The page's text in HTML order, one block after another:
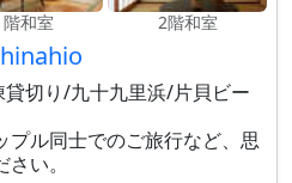
階和室 2階和室
貸切り/九十九里浜/片貝ビー
プル同士でのご旅行など、思
い。